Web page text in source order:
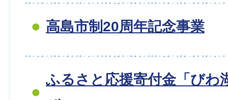
高島市制20周年記念事業
ふるさと応援寄付金「びわ